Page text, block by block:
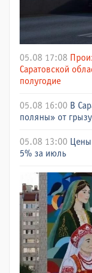
05.08 17:08
Саратовской
полугодие
05.08 16:00 В
поляны» от
05.08 13:00 Цены
5% за июль